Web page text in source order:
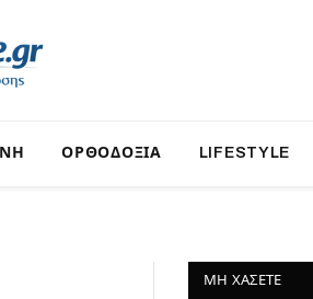
ΟΡΘΟΔΟΞΙΑ LIFESTYLE
ΜΗ ΧΆΣΕΤΕ